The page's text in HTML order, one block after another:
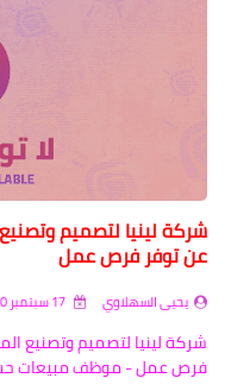
شركة لينيا لتصميم
عن توفر فرص عمل
يحيى السهلاوي
شركة لينيا لتصميم وتصنيع
فرص عمل - موظف مبيعات